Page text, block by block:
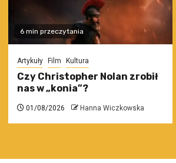
6 min przeczytania
Artykuły Film Kultura
Czy Christopher Nolan zrobił
nas w „konia”?
01/08/2026 Hanna Wiczkowska